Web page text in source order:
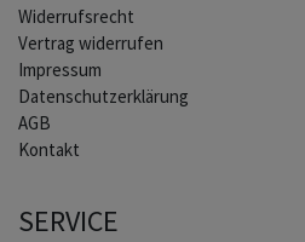
Widerrufs­recht
Vertrag widerrufen
Impressum
Daten­schutz­erklärung
AGB
Kontakt
SERVICE